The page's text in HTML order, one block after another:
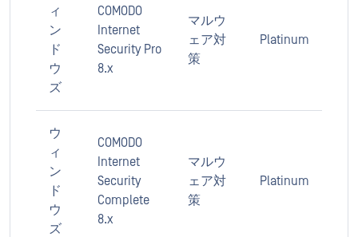
ィ
ン
ド
ウ
ズ
COMODO
Internet
Security Pro
8.x
マルウ
ェア対
策
Platinum
ウ
ィ
ン
ド
ウ
ズ
COMODO
Internet
Security
Complete
8.x
マルウ
ェア対
策
Platinum